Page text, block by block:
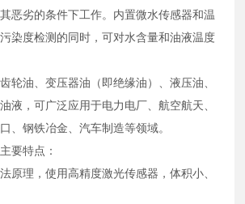
恶劣的条件下工作。内置微水传感器和温
染度检测的同时，可对水含量和油液温度
轮油、变压器油（即绝缘油）、液压油、
液，可广泛应用于电力电厂、航空航天、
、钢铁冶金、汽车制造等领域。
主要特点：
原理，使用高精度激光传感器，体积小、